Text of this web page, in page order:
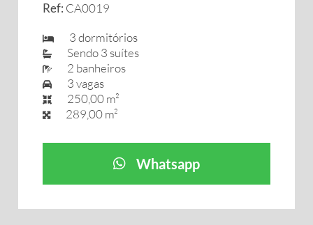
Ref: CA0019
3 dormitórios
Sendo 3 suítes
2 banheiros
3 vagas
250,00 m²
289,00 m²
Whatsapp